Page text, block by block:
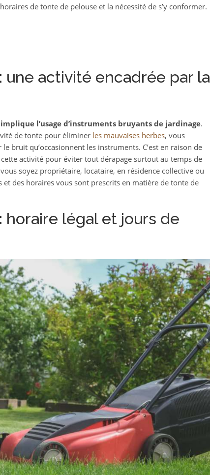
de tonte de pelouse et la nécessité de s’y conformer.
une activité encadrée par la
implique l’usage d’instruments bruyants de jardinage.
de tonte pour éliminerles mauvaises herbes, vous
bruit qu’occasionnent les instruments. C’est en raison de
activité pour éviter tout dérapage surtout au temps de
soyez propriétaire, locataire, en résidence collective ou
des horaires vous sont prescrits en matière de tonte de
horaire légal et jours de